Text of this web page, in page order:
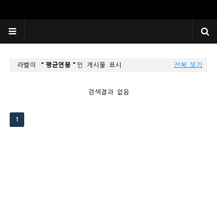
라벨이 평균연봉 인 게시물 표시 전체 보기
검색결과 없음
1